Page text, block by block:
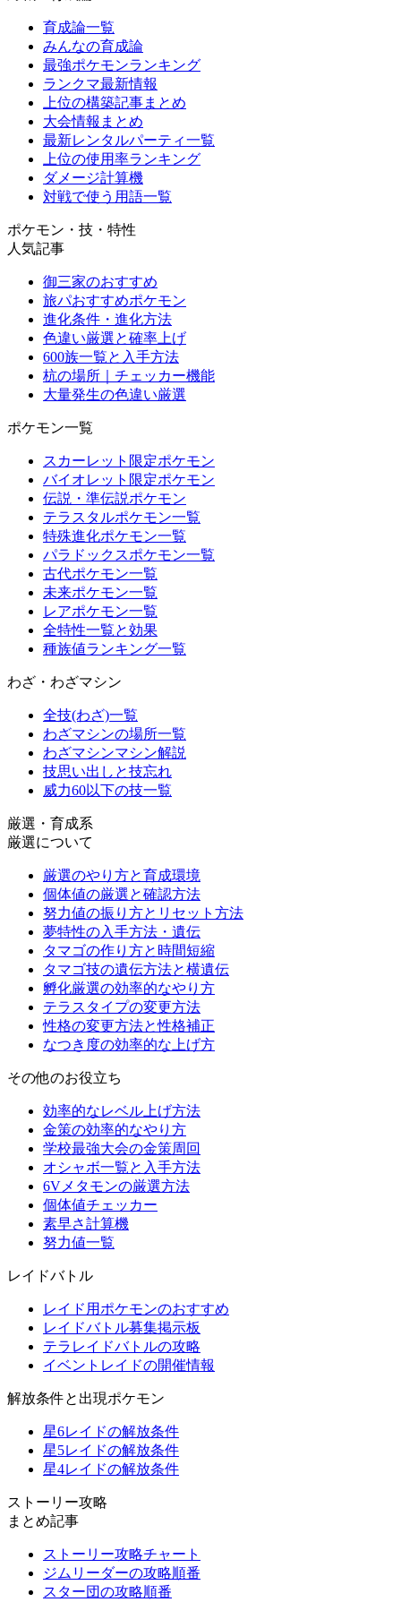
育成論一覧
みんなの育成論
最強ポケモンランキング
ランクマ最新情報
上位の構築記事まとめ
大会情報まとめ
最新レンタルパーティ一覧
上位の使用率ランキング
ダメージ計算機
対戦で使う用語一覧
ポケモン・技・特性
人気記事
御三家のおすすめ
旅パおすすめポケモン
進化条件・進化方法
色違い厳選と確率上げ
600族一覧と入手方法
杭の場所｜チェッカー機能
大量発生の色違い厳選
ポケモン一覧
スカーレット限定ポケモン
バイオレット限定ポケモン
伝説・準伝説ポケモン
テラスタルポケモン一覧
特殊進化ポケモン一覧
パラドックスポケモン一覧
古代ポケモン一覧
未来ポケモン一覧
レアポケモン一覧
全特性一覧と効果
種族値ランキング一覧
わざ・わざマシン
全技(わざ)一覧
わざマシンの場所一覧
わざマシンマシン解説
技思い出しと技忘れ
威力60以下の技一覧
厳選・育成系
厳選について
厳選のやり方と育成環境
個体値の厳選と確認方法
努力値の振り方とリセット方法
夢特性の入手方法・遺伝
タマゴの作り方と時間短縮
タマゴ技の遺伝方法と横遺伝
孵化厳選の効率的なやり方
テラスタイプの変更方法
性格の変更方法と性格補正
なつき度の効率的な上げ方
その他のお役立ち
効率的なレベル上げ方法
金策の効率的なやり方
学校最強大会の金策周回
オシャボ一覧と入手方法
6Vメタモンの厳選方法
個体値チェッカー
素早さ計算機
努力値一覧
レイドバトル
レイド用ポケモンのおすすめ
レイドバトル募集掲示板
テラレイドバトルの攻略
イベントレイドの開催情報
解放条件と出現ポケモン
星6レイドの解放条件
星5レイドの解放条件
星4レイドの解放条件
ストーリー攻略
まとめ記事
ストーリー攻略チャート
ジムリーダーの攻略順番
スター団の攻略順番